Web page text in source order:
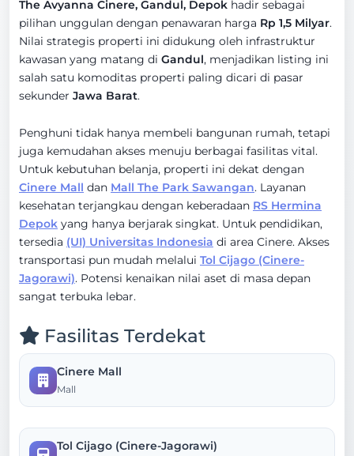
The Avyanna Cinere, Gandul, Depok hadir sebagai
pilihan unggulan dengan penawaran harga Rp 1,5 Milyar.
Nilai strategis properti ini didukung oleh infrastruktur
kawasan yang matang di Gandul, menjadikan listing ini
salah satu komoditas properti paling dicari di pasar
sekunder Jawa Barat.
Penghuni tidak hanya membeli bangunan rumah, tetapi
juga kemudahan akses menuju berbagai fasilitas vital.
Untuk kebutuhan belanja, properti ini dekat dengan
Cinere Mall dan Mall The Park Sawangan. Layanan
kesehatan terjangkau dengan keberadaan RS Hermina
Depok yang hanya berjarak singkat. Untuk pendidikan,
tersedia (UI) Universitas Indonesia di area Cinere. Akses
transportasi pun mudah melalui Tol Cijago (Cinere-
Jagorawi). Potensi kenaikan nilai aset di masa depan
sangat terbuka lebar.
Fasilitas Terdekat
Cinere Mall
Mall
Tol Cijago (Cinere-Jagorawi)